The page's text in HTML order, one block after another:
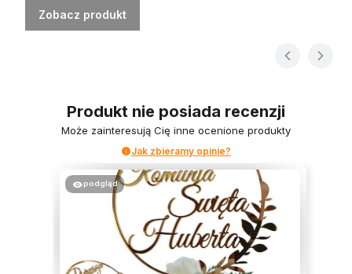
Zobacz produkt
Produkt nie posiada recenzji
Może zainteresują Cię inne ocenione produkty
Jak zbieramy opinie?
podgląd